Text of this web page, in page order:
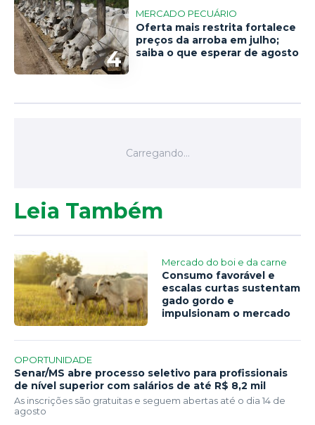
4
MERCADO PECUÁRIO
Oferta mais restrita fortalece
preços da arroba em julho;
saiba o que esperar de agosto
Leia Também
Mercado do boi e da carne
Consumo favorável e
escalas curtas sustentam
gado gordo e
impulsionam o mercado
OPORTUNIDADE
Senar/MS abre processo seletivo para profissionais
de nível superior com salários de até R$ 8,2 mil
As inscrições são gratuitas e seguem abertas até o dia 14 de
agosto